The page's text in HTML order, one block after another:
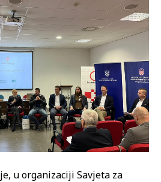
u organizaciji Savjeta za